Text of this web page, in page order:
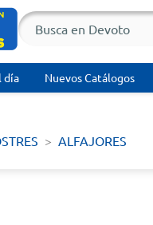
día Nuevos Catálogos
ALFAJORES